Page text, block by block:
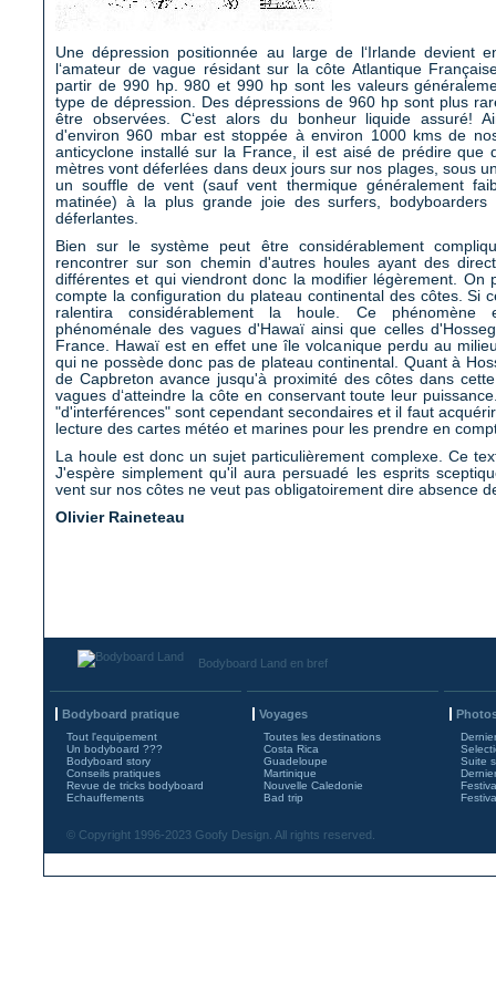
Une dépression positionnée au large de l‘Irlande devient
l‘amateur de vague résidant sur la côte Atlantique
partir de 990 hp. 980 et 990 hp sont les valeurs
type de dépression. Des dépressions de 960 hp sont plus
être observées. C‘est alors du bonheur liquide assuré!
d'environ 960 mbar est stoppée à environ 1000 kms de
anticyclone installé sur la France, il est aisé de prédire que
mètres vont déferlées dans deux jours sur nos plages, sous
un souffle de vent (sauf vent thermique généralement
matinée) à la plus grande joie des surfers,
déferlantes.
Bien sur le système peut être considérablement
rencontrer sur son chemin d'autres houles ayant des
différentes et qui viendront donc la modifier légèrement. On
compte la configuration du plateau continental des côtes. Si
ralentira considérablement la houle. Ce phénomène
phénoménale des vagues d'Hawaï ainsi que celles
France. Hawaï est en effet une île volcanique perdu au
qui ne possède donc pas de plateau continental. Quant à
de Capbreton avance jusqu'à proximité des côtes dans
vagues d‘atteindre la côte en conservant toute leur
"d'interférences" sont cependant secondaires et il faut
lecture des cartes météo et marines pour les prendre en
La houle est donc un sujet particulièrement complexe. Ce
J'espère simplement qu'il aura persuadé les esprits
vent sur nos côtes ne veut pas obligatoirement dire absence
Olivier Raineteau
Bodyboard Land en bref
Bodyboard pratique
Tout l'equipement
Un bodyboard ???
Bodyboard story
Conseils pratiques
Revue de tricks bodyboard
Echauffements
Voyages
Toutes les destinations
Costa Rica
Guadeloupe
Martinique
Nouvelle Caledonie
Bad trip
Suite
© Copyright 1996-2023 Goofy Design. All rights reserved.